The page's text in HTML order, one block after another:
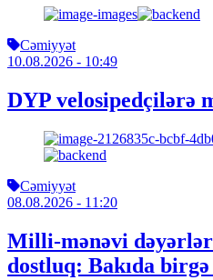
Cəmiyyət
10.08.2026 - 10:49
DYP velosipedçilərə
Cəmiyyət
08.08.2026 - 11:20
Milli-mənəvi dəyərlər
dostluq: Bakıda